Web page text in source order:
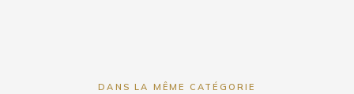
DANS LA MÊME CATÉGORIE